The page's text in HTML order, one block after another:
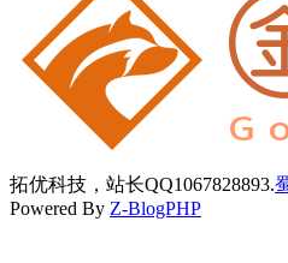
拓优科技，站长QQ1067828893.
Powered By Z-BlogPHP